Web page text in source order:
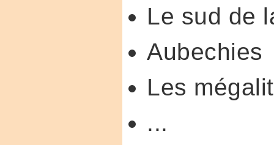
Le sud de
Aubechies
Les
...